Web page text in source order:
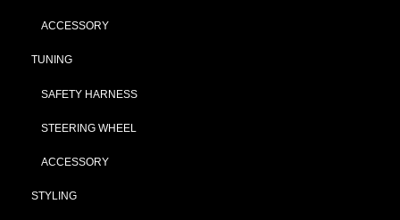
ACCESSORY
TUNING
SAFETY HARNESS
STEERING WHEEL
ACCESSORY
STYLING